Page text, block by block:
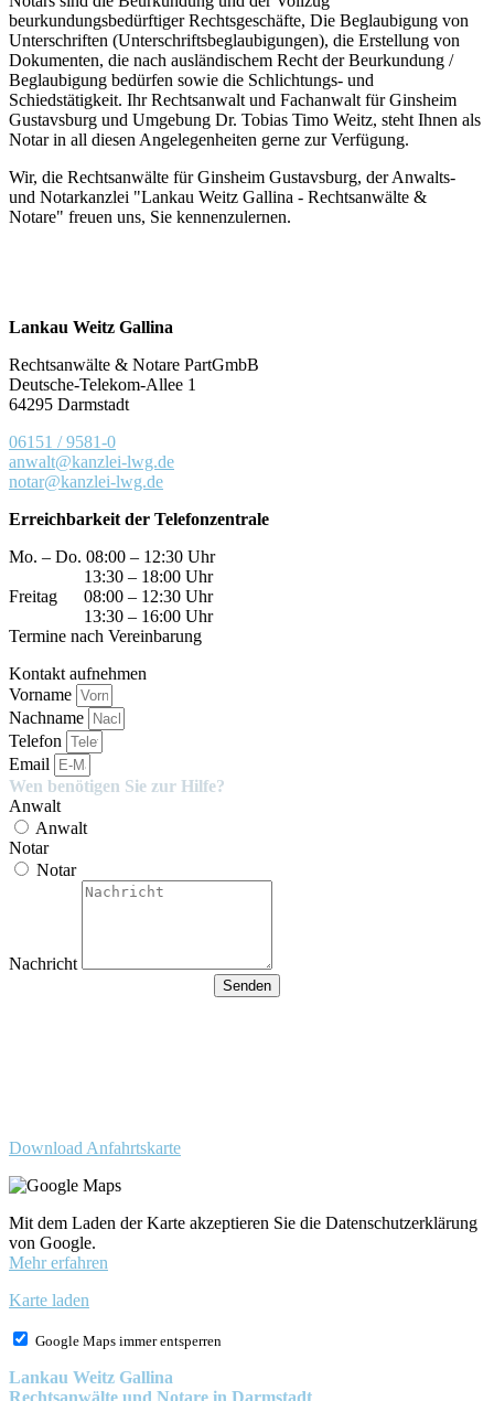
beurkundungsbedürftiger Rechtsgeschäfte, Die Beglaubigung von
Unterschriften (Unterschriftsbeglaubigungen), die Erstellung von
Dokumenten, die nach ausländischem Recht der Beurkundung /
Beglaubigung bedürfen sowie die Schlichtungs- und
Schiedstätigkeit. Ihr Rechtsanwalt und Fachanwalt für Ginsheim
Gustavsburg und Umgebung Dr. Tobias Timo Weitz, steht Ihnen als
Notar in all diesen Angelegenheiten gerne zur Verfügung.
Wir, die Rechtsanwälte für Ginsheim Gustavsburg, der Anwalts-
und Notarkanzlei "Lankau Weitz Gallina - Rechtsanwälte &
Notare" freuen uns, Sie kennenzulernen.
Lankau Weitz Gallina
Rechtsanwälte & Notare PartGmbB
Deutsche-Telekom-Allee 1
64295 Darmstadt
06151 / 9581-0
anwalt@kanzlei-lwg.de
notar@kanzlei-lwg.de
Erreichbarkeit der Telefonzentrale
Mo. – Do. 08:00 – 12:30 Uhr
13:30 – 18:00 Uhr
Freitag 08:00 – 12:30 Uhr
13:30 – 16:00 Uhr
Termine nach Vereinbarung
Kontakt aufnehmen
Vorname
Nachname
Telefon
Email
Wen benötigen Sie zur Hilfe?
Anwalt
Anwalt
Notar
Notar
Nachricht
Senden
Download Anfahrtskarte
Mit dem Laden der Karte akzeptieren Sie die Datenschutzerklärung
von Google.
Mehr erfahren
Karte laden
Google Maps immer entsperren
Lankau Weitz Gallina